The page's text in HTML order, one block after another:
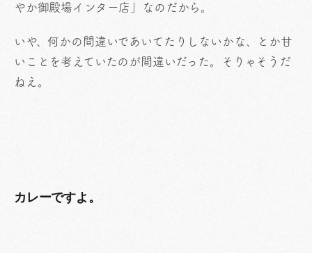
やか御殿場インター店」なのだから。
いや、何かの間違いであいてたりしないかな、とか甘
いことを考えていたのが間違いだった。そりゃそうだ
ねえ。
カレーですよ。